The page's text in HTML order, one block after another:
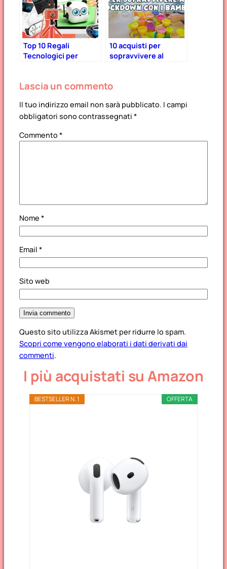
Top 10 Regali
Tecnologici per
10 acquisti per
sopravvivere al
Lascia un commento
Il tuo indirizzo email non sarà pubblicato. I campi
obbligatori sono contrassegnati *
Commento *
Nome *
Email *
Sito web
Questo sito utilizza Akismet per ridurre lo spam.
Scopri come vengono elaborati i dati derivati dai
commenti.
I più acquistati su Amazon
OFFERTA
BESTSELLER N. 1